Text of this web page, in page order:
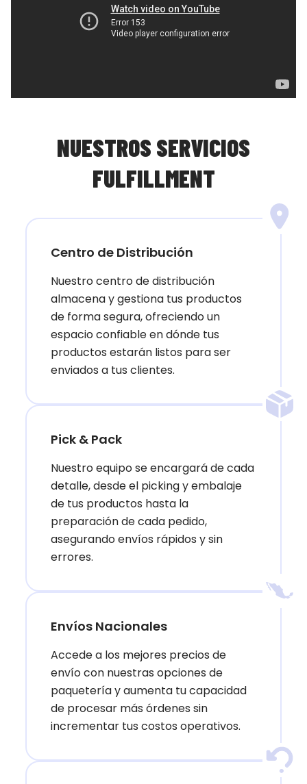
NUESTROS SERVICIOS
FULFILLMENT
Centro de Distribución
Nuestro centro de distribución
almacena y gestiona tus productos
de forma segura, ofreciendo un
espacio confiable en dónde tus
productos estarán listos para ser
enviados a tus clientes.
Pick & Pack
Nuestro equipo se encargará de cada
detalle, desde el picking y embalaje
de tus productos hasta la
preparación de cada pedido,
asegurando envíos rápidos y sin
errores.
Envíos Nacionales
Accede a los mejores precios de
envío con nuestras opciones de
paquetería y aumenta tu capacidad
de procesar más órdenes sin
incrementar tus costos operativos.